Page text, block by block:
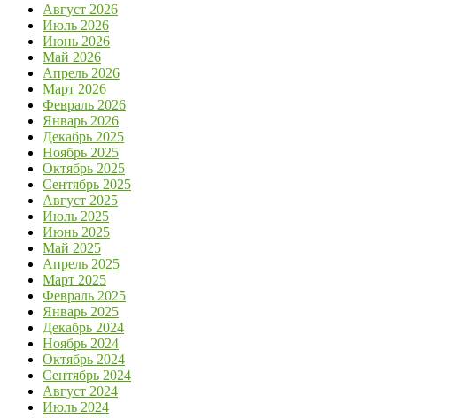
Август 2026
Июль 2026
Июнь 2026
Май 2026
Апрель 2026
Март 2026
Февраль 2026
Январь 2026
Декабрь 2025
Ноябрь 2025
Октябрь 2025
Сентябрь 2025
Август 2025
Июль 2025
Июнь 2025
Май 2025
Апрель 2025
Март 2025
Февраль 2025
Январь 2025
Декабрь 2024
Ноябрь 2024
Октябрь 2024
Сентябрь 2024
Август 2024
Июль 2024